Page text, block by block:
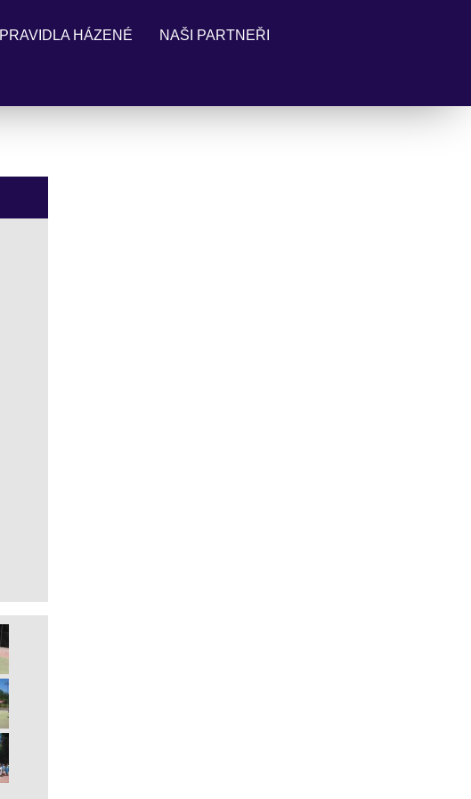
PRAVIDLA HÁZENÉ NAŠI PARTNEŘI